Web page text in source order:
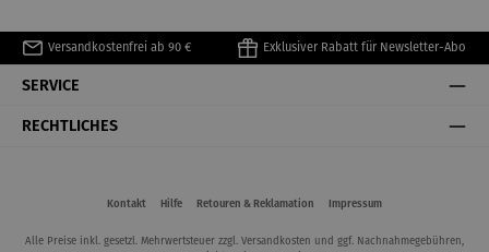
Versandkostenfrei ab 90 € Exklusiver Rabatt für Newsletter-Abo
SERVICE
RECHTLICHES
Kontakt Hilfe Retouren & Reklamation Impressum
Alle Preise inkl. gesetzl. Mehrwertsteuer zzgl. Versandkosten und ggf. Nachnahmegebühren,